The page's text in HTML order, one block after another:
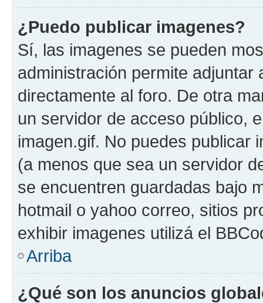
¿Puedo publicar imagenes?
Sí, las imagenes se pueden
administración permite
directamente al foro. De otra
un servidor de acceso público,
imagen.gif. No puedes publicar
(a menos que sea un servidor
se encuentren guardadas bajo
hotmail o yahoo correo, sitios
exhibir imagenes utilizá el
Arriba
¿Qué son los anuncios